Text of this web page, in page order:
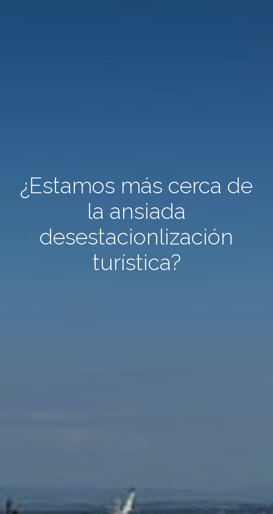
¿Estamos más cerca de
la ansiada
desestacionlización
turística?